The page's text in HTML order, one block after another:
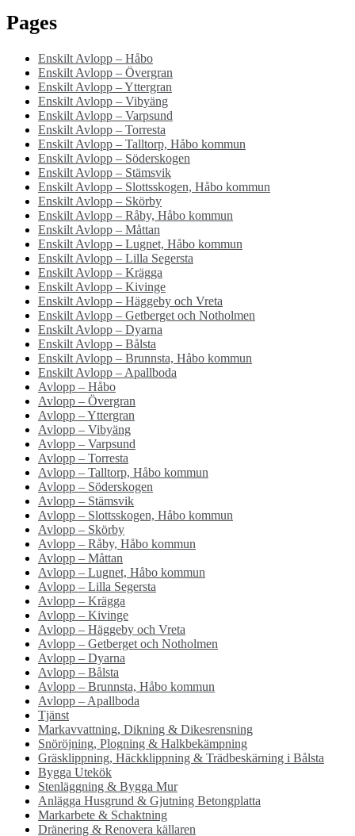
Pages
Enskilt Avlopp – Håbo
Enskilt Avlopp – Övergran
Enskilt Avlopp – Yttergran
Enskilt Avlopp – Vibyäng
Enskilt Avlopp – Varpsund
Enskilt Avlopp – Torresta
Enskilt Avlopp – Talltorp, Håbo kommun
Enskilt Avlopp – Söderskogen
Enskilt Avlopp – Stämsvik
Enskilt Avlopp – Slottsskogen, Håbo kommun
Enskilt Avlopp – Skörby
Enskilt Avlopp – Råby, Håbo kommun
Enskilt Avlopp – Måttan
Enskilt Avlopp – Lugnet, Håbo kommun
Enskilt Avlopp – Lilla Segersta
Enskilt Avlopp – Krägga
Enskilt Avlopp – Kivinge
Enskilt Avlopp – Häggeby och Vreta
Enskilt Avlopp – Getberget och Notholmen
Enskilt Avlopp – Dyarna
Enskilt Avlopp – Bålsta
Enskilt Avlopp – Brunnsta, Håbo kommun
Enskilt Avlopp – Apallboda
Avlopp – Håbo
Avlopp – Övergran
Avlopp – Yttergran
Avlopp – Vibyäng
Avlopp – Varpsund
Avlopp – Torresta
Avlopp – Talltorp, Håbo kommun
Avlopp – Söderskogen
Avlopp – Stämsvik
Avlopp – Slottsskogen, Håbo kommun
Avlopp – Skörby
Avlopp – Råby, Håbo kommun
Avlopp – Måttan
Avlopp – Lugnet, Håbo kommun
Avlopp – Lilla Segersta
Avlopp – Krägga
Avlopp – Kivinge
Avlopp – Häggeby och Vreta
Avlopp – Getberget och Notholmen
Avlopp – Dyarna
Avlopp – Bålsta
Avlopp – Brunnsta, Håbo kommun
Avlopp – Apallboda
Tjänst
Markavvattning, Dikning & Dikesrensning
Snöröjning, Plogning & Halkbekämpning
Gräsklippning, Häckklippning & Trädbeskärning i Bålsta
Bygga Utekök
Stenläggning & Bygga Mur
Anlägga Husgrund & Gjutning Betongplatta
Markarbete & Schaktning
Dränering & Renovera källaren